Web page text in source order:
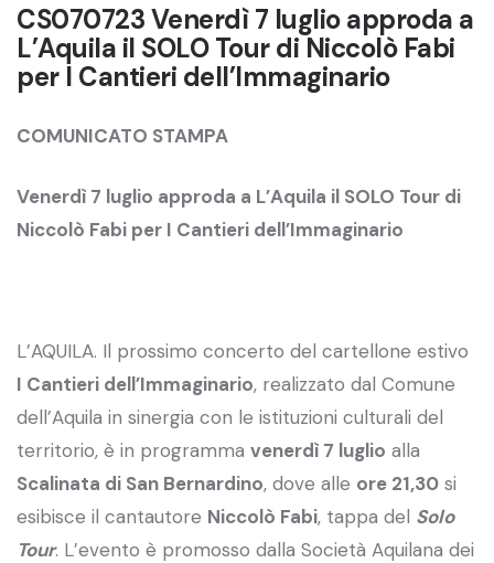
CS070723 Venerdì 7 luglio approda a
L’Aquila il SOLO Tour di Niccolò Fabi
per I Cantieri dell’Immaginario
COMUNICATO STAMPA
Venerdì 7 luglio approda a L’Aquila il SOLO Tour di
Niccolò Fabi per I Cantieri dell’Immaginario
L’AQUILA. Il prossimo concerto del cartellone estivo
I Cantieri dell’Immaginario, realizzato dal Comune
dell’Aquila in sinergia con le istituzioni culturali del
territorio, è in programma venerdì 7 luglio alla
Scalinata di San Bernardino, dove alle ore 21,30 si
esibisce il cantautore Niccolò Fabi, tappa del Solo
Tour. L’evento è promosso dalla Società Aquilana dei